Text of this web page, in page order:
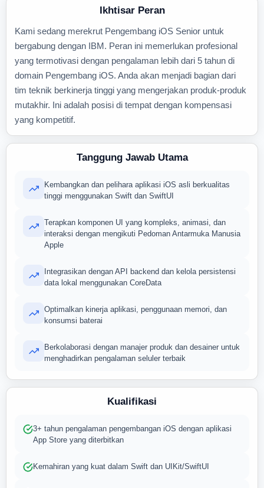
Ikhtisar Peran
Kami sedang merekrut Pengembang iOS Senior untuk
bergabung dengan IBM. Peran ini memerlukan profesional
yang termotivasi dengan pengalaman lebih dari 5 tahun di
domain Pengembang iOS. Anda akan menjadi bagian dari
tim teknik berkinerja tinggi yang mengerjakan produk-produk
mutakhir. Ini adalah posisi di tempat dengan kompensasi
yang kompetitif.
Tanggung Jawab Utama
Kembangkan dan pelihara aplikasi iOS asli berkualitas
tinggi menggunakan Swift dan SwiftUI
Terapkan komponen UI yang kompleks, animasi, dan
interaksi dengan mengikuti Pedoman Antarmuka Manusia
Apple
Integrasikan dengan API backend dan kelola persistensi
data lokal menggunakan CoreData
Optimalkan kinerja aplikasi, penggunaan memori, dan
konsumsi baterai
Berkolaborasi dengan manajer produk dan desainer untuk
menghadirkan pengalaman seluler terbaik
Kualifikasi
3+ tahun pengalaman pengembangan iOS dengan aplikasi
App Store yang diterbitkan
Kemahiran yang kuat dalam Swift dan UIKit/SwiftUI